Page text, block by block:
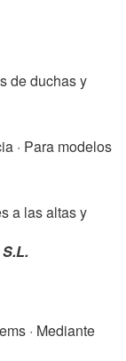
de duchas y
· Para modelos
a las altas y
· Mediante